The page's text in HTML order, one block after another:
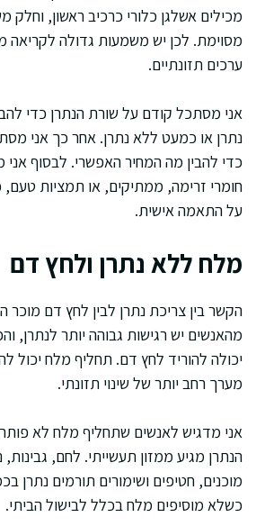
מכילים אשלגן כלורי כרכיב ראשון, וחלק
מסוימת. לכן יש משמעות גדולה לקריאה
ערכים תזונתיים.
אני מסתכל קודם על שורת הנתרן כדי
נתרן או כמעט ללא נתרן. אחר כך אני
כדי להבין מה המחיר האפשרי. לבסוף
חומרי זרימה, ממתיקים, או תמציות טעם,
על התאמה אישית.
מלח ללא נתרן ולחץ דם
הקשר בין צריכת נתרן לבין לחץ דם
מהאנשים יש רגישות גבוהה יותר לנתרן,
יכולה להוריד לחץ דם. תחליף מלח יכול
מערך רחב יותר של שינוי תזונתי.
אני מדגיש לאנשים שתחליף מלח לא
הנתרן מגיע ממזון תעשייתי. לחם, גבינות,
מוכנים, חטיפים ושימורים תורמים נתרן
כשלא מוסיפים מלח בכלל לבישול הביתי.